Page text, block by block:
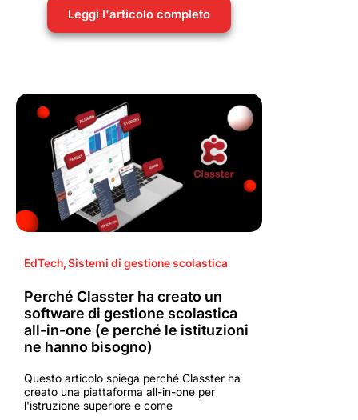
Leggi l'articolo completo
EdTech,Sistemi di gestione scolastica
Perché Classter ha creato un
software di gestione scolastica
all-in-one (e perché le istituzioni
ne hanno bisogno)
Questo articolo spiega perché Classter ha
creato una piattaforma all-in-one per
l'istruzione superiore e come